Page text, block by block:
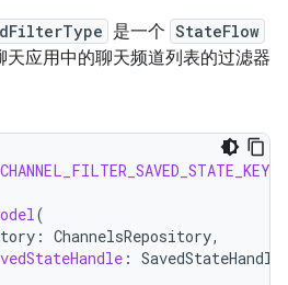
是一个 StateFlow
应用中的聊天频道列表的过滤器
CHANNEL_FILTER_SAVED_STATE_KEY
(
: ChannelsRepository,
: SavedStateHandle